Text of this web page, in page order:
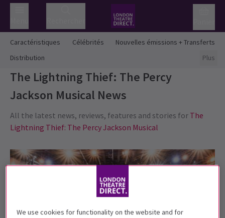
Caractéristiques Célébrités
Nouvelles émissions + Transferts
Distribution
Plus
The Lightning Thief: The Percy
Jackson Musical News
All the latest news, reviews, features and stories for The
Lightning Thief: The Percy Jackson Musical
We use cookies for functionality on the website and for